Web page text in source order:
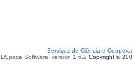
Serviços de Ciência e
DSpace Software, version 1.6.2 Copyright ©